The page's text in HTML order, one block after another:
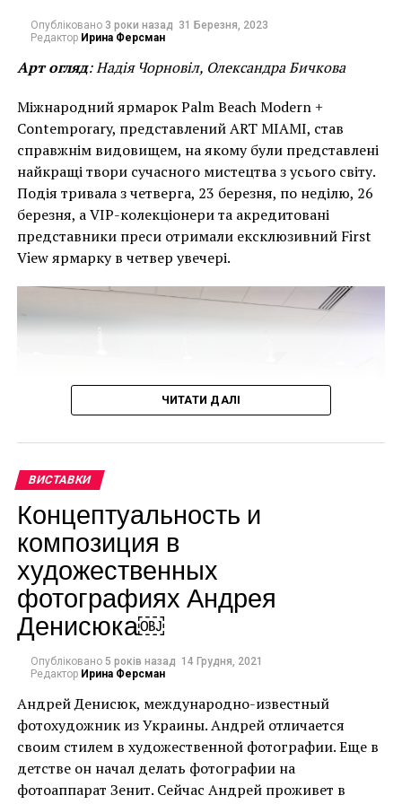
СПИДом.
«Видеть фотографии, на которых запечатлены
многие годы жизни моей матери, было просто
невероятно, — рассказывает сын актрисы Кристофер
Уайлдинг. — Эти фото напомнили мне, как все
уникально и особенно было вокруг нее. Часто ее
жизнь была похожа на волшебную атмосферу цирка,
однако мама никогда не строила из себя
знаменитость: она всегда была верна себе и жила
лишь на своих, собственных условиях».
Опубліковано 3 роки назад 31 Березня, 2023
Редактор Ирина Ферсман
Арт огляд: Надія Чорновіл, Олександра Бичкова
Міжнародний ярмарок Palm Beach Modern +
Contemporary, представлений ART MIAMI, став
справжнім видовищем, на якому були представлені
найкращі твори сучасного мистецтва з усього світу.
Подія тривала з четверга, 23 березня, по неділю, 26
березня, а VIP-колекціонери та акредитовані
представники преси отримали ексклюзивний First
View ярмарку в четвер увечері.
Ця подія, яку не можна пропустити, дала
ЧИТАТИ ДАЛІ
ВИСТАВКИ
Концептуальность и
композиция в
художественных
фотографиях Андрея
Денисюка￼
Опубліковано 5 років назад 14 Грудня, 2021
Редактор Ирина Ферсман
Андрей Денисюк, международно-известный
фотохудожник из Украины. Андрей отличается
своим стилем в художественной фотографии. Еще в
детстве он начал делать фотографии на
фотоаппарат Зенит. Сейчас Андрей проживет в